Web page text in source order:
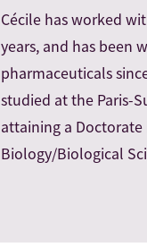
Cécile has worked
years, and has been
pharmaceuticals
studied at the Paris-
attaining a Doctorate
Biology/Biological